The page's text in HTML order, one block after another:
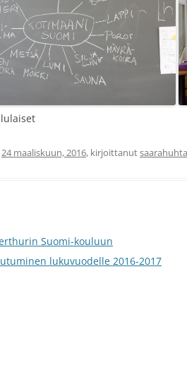
24 maaliskuun, 2016, kirjoittanut
Suomi-kouluun
lukuvuodelle 2016-2017